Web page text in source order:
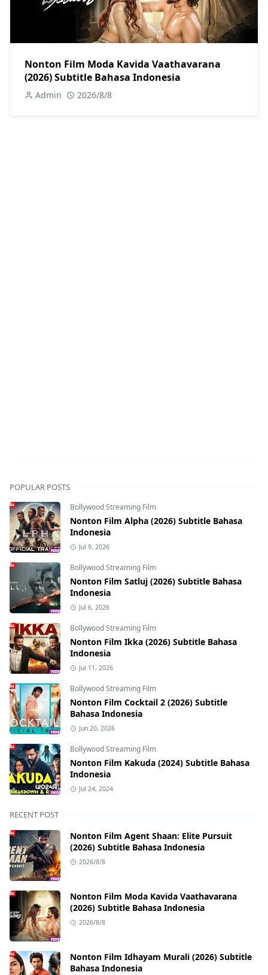
Nonton Film Moda Kavida Vaathavarana
(2026) Subtitle Bahasa Indonesia
Admin 2026/8/8
POPULAR POSTS
Bollywood Streaming Film
Nonton Film Alpha (2026) Subtitle Bahasa
Indonesia
Jul 9, 2026
Bollywood Streaming Film
Nonton Film Satluj (2026) Subtitle Bahasa
Indonesia
Jul 6, 2026
Bollywood Streaming Film
Nonton Film Ikka (2026) Subtitle Bahasa
Indonesia
Jul 11, 2026
Bollywood Streaming Film
Nonton Film Cocktail 2 (2026) Subtitle
Bahasa Indonesia
Jun 20, 2026
Bollywood Streaming Film
Nonton Film Kakuda (2024) Subtitle Bahasa
Indonesia
Jul 24, 2024
RECENT POST
Nonton Film Agent Shaan: Elite Pursuit
(2026) Subtitle Bahasa Indonesia
2026/8/8
Nonton Film Moda Kavida Vaathavarana
(2026) Subtitle Bahasa Indonesia
2026/8/8
Nonton Film Idhayam Murali (2026) Subtitle
Bahasa Indonesia